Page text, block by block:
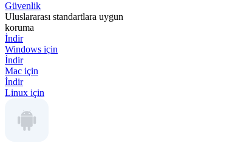
Güvenlik
Uluslararası standartlara uygun
koruma
İndir
Windows için
İndir
Mac için
İndir
Linux için